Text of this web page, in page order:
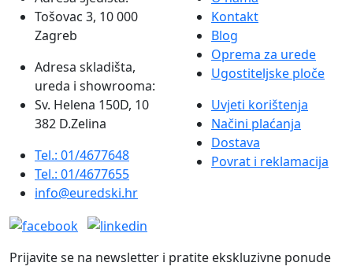
Tošovac 3, 10 000
Zagreb
Adresa skladišta,
ureda i showrooma:
Sv. Helena 150D, 10
382 D.Zelina
Tel.: 01/4677648
Tel.: 01/4677655
info@euredski.hr
Kontakt
Blog
Oprema za urede
Ugostiteljske ploče
Uvjeti korištenja
Načini plaćanja
Dostava
Povrat i reklamacija
Prijavite se na newsletter i pratite ekskluzivne ponude